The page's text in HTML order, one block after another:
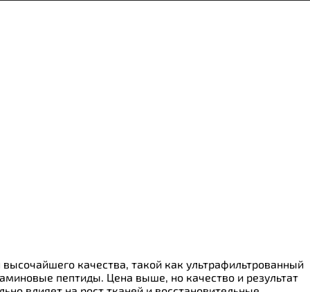
качества, такой как ультрафильтрованный
пептиды. Цена выше, но качество и результат